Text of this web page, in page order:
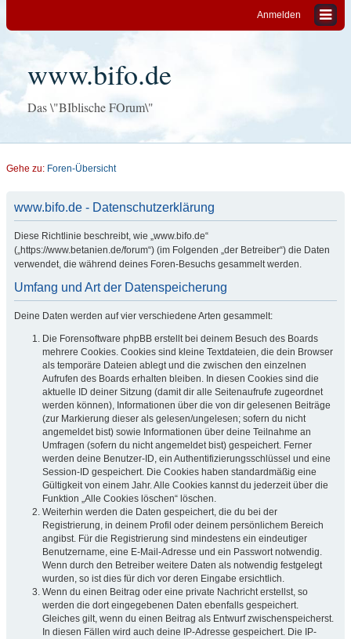
Anmelden
www.bifo.de
Das \"BIblische FOrum\"
Gehe zu: Foren-Übersicht
www.bifo.de - Datenschutzerklärung
Diese Richtlinie beschreibt, wie „www.bifo.de“
(„https://www.betanien.de/forum“) (im Folgenden „der Betreiber“) die Daten
verwendet, die während deines Foren-Besuchs gesammelt werden.
Umfang und Art der Datenspeicherung
Deine Daten werden auf vier verschiedene Arten gesammelt:
Die Forensoftware phpBB erstellt bei deinem Besuch des Boards
mehrere Cookies. Cookies sind kleine Textdateien, die dein Browser
als temporäre Dateien ablegt und die zwischen den einzelnen
Aufrufen des Boards erhalten bleiben. In diesen Cookies sind die
aktuelle ID deiner Sitzung (damit dir alle Seitenaufrufe zugeordnet
werden können), Informationen über die von dir gelesenen Beiträge
(zur Markierung dieser als gelesen/ungelesen; sofern du nicht
angemeldet bist) sowie Informationen über deine Teilnahme an
Umfragen (sofern du nicht angemeldet bist) gespeichert. Ferner
werden deine Benutzer-ID, ein Authentifizierungsschlüssel und eine
Session-ID gespeichert. Die Cookies haben standardmäßig eine
Gültigkeit von einem Jahr. Alle Cookies kannst du jederzeit über die
Funktion „Alle Cookies löschen“ löschen.
Weiterhin werden die Daten gespeichert, die du bei der
Registrierung, in deinem Profil oder deinem persönlichem Bereich
angibst. Für die Registrierung sind mindestens ein eindeutiger
Benutzername, eine E-Mail-Adresse und ein Passwort notwendig.
Wenn durch den Betreiber weitere Daten als notwendig festgelegt
wurden, so ist dies für dich vor deren Eingabe ersichtlich.
Wenn du einen Beitrag oder eine private Nachricht erstellst, so
werden die dort eingegebenen Daten ebenfalls gespeichert.
Gleiches gilt, wenn du einen Beitrag als Entwurf zwischenspeicherst.
In diesen Fällen wird auch deine IP-Adresse gespeichert. Die IP-